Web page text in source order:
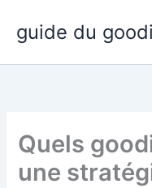
contenu
guide du
Quels
une